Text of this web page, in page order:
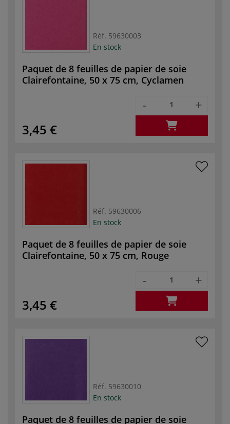
Réf. 59630003
En stock
Paquet de 8 feuilles de papier de soie
Clairefontaine, 50 x 75 cm, Cyclamen
3,45 €
- +
Réf. 59630006
En stock
Paquet de 8 feuilles de papier de soie
Clairefontaine, 50 x 75 cm, Rouge
3,45 €
- +
Réf. 59630010
En stock
Paquet de 8 feuilles de papier de soie